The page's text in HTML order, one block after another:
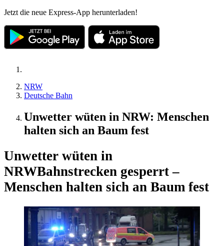
Jetzt die neue Express-App herunterladen!
NRW
Deutsche Bahn
Unwetter wüten in NRW: Menschen
halten sich an Baum fest
Unwetter wüten in
NRWBahnstrecken gesperrt –
Menschen halten sich an Baum fest